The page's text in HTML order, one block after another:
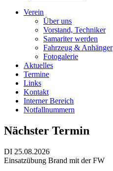
Verein
Über uns
Vorstand, Techniker
Samariter werden
Fahrzeug & Anhänger
Fotogalerie
Aktuelles
Termine
Links
Kontakt
Interner Bereich
Notfallnummern
Nächster Termin
DI 25.08.2026
Einsatzübung Brand mit der FW